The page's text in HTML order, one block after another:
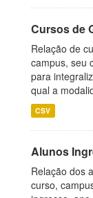
Cursos de
Relação de
campus, seu
para
qual a
CSV
Alunos
Relação dos
curso,